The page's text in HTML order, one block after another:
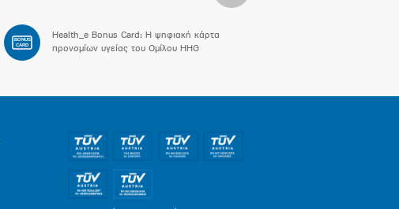
BONUS
CARD
Health_e Bonus Card: H ψηφιακή κάρτα
προνομίων υγείας του Ομίλου HHG